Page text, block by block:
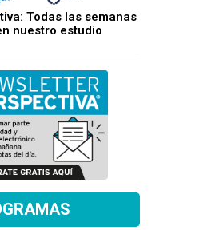
Todas las semanas
nuestro estudio